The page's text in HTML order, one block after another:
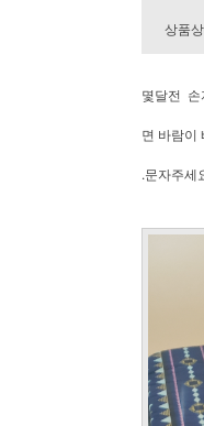
상품
몇달전 손
면 바람이
.문자주세